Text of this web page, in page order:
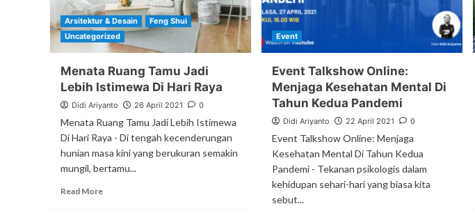
Arsitektur & Desain
Feng Shui
Uncategorized
Menata Ruang Tamu Jadi
Lebih Istimewa Di Hari Raya
Didi Ariyanto 26 April 2021 0
Menata Ruang Tamu Jadi Lebih Istimewa
Di Hari Raya - Di tengah kecenderungan
hunian masa kini yang berukuran semakin
mungil, bertamu...
Read More
Event
Event Talkshow Online:
Menjaga Kesehatan Mental Di
Tahun Kedua Pandemi
Didi Ariyanto 22 April 2021 0
Event Talkshow Online: Menjaga
Kesehatan Mental Di Tahun Kedua
Pandemi - Tekanan psikologis dalam
kehidupan sehari-hari yang biasa kita
sebut...